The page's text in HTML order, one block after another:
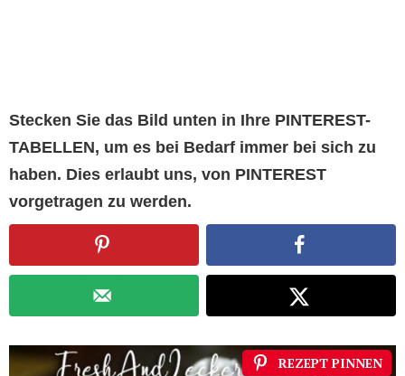
Stecken Sie das Bild unten in Ihre PINTEREST-
TABELLEN, um es bei Bedarf immer bei sich zu
haben. Dies erlaubt uns, von PINTEREST
vorgetragen zu werden.
REZEPT PINNEN